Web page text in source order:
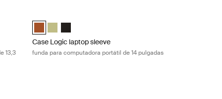
Dark Teal
Sleeve Rustic Amber
Sleeve Dill
MacBook Sleeve Negro
and MacBook Sleeve Grafito
and MacBook Sleeve Heather rose (selected)
13,3
Case Logic 14" laptop sleeve Rustic Amber (selected)
Case Logic 14" laptop sleeve Dill
Case Logic 14" laptop sleeve Negro
Case Logic laptop sleeve
funda para computadora portátil de 14 pulgadas